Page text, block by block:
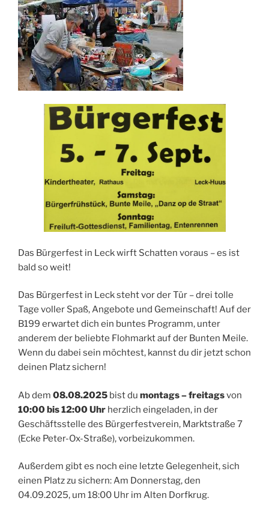
Das Bürgerfest in Leck wirft Schatten voraus – es ist
bald so weit!
Das Bürgerfest in Leck steht vor der Tür – drei tolle
Tage voller Spaß, Angebote und Gemeinschaft! Auf der
B199 erwartet dich ein buntes Programm, unter
anderem der beliebte Flohmarkt auf der Bunten Meile.
Wenn du dabei sein möchtest, kannst du dir jetzt schon
deinen Platz sichern!
Ab dem 08.08.2025 bist du montags – freitagsvon
10:00 bis 12:00 Uhr herzlich eingeladen, in der
Geschäftsstelle des Bürgerfestverein, Marktstraße 7
(Ecke Peter-Ox-Straße), vorbeizukommen.
Außerdem gibt es noch eine letzte Gelegenheit, sich
einen Platz zu sichern: Am Donnerstag, den
04.09.2025, um 18:00 Uhr im Alten Dorfkrug.